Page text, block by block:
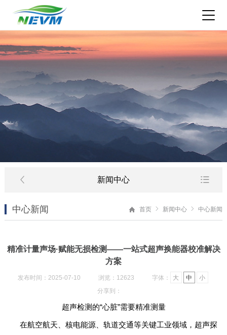
新闻中心
中心新闻 首页 新闻中心 中心新闻
精准计量声场·赋能无损检测——一站式超声换能器校准解决
方案
发布时间：2025-07-10 浏览：12623 字体： 大 中
小
分享到：
超声检测的“心脏”需要精准测量
在航空航天、核电能源、轨道交通等关键工业领域，超声探